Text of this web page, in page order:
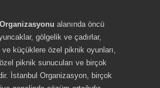
alanında öncü
gölgelik ve çadırlar,
küçüklere özel piknik oyunları,
piknik sunucuları ve birçok
İstanbul Organizasyon, birçok